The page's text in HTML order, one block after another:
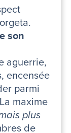
son
aguerrie,
encensée
parmi
maxime
plus
de